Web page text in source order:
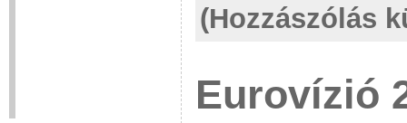
(Hozzászólás
Eurovízió